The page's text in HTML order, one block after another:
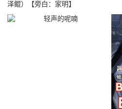
泽鲲）【旁白：家明】